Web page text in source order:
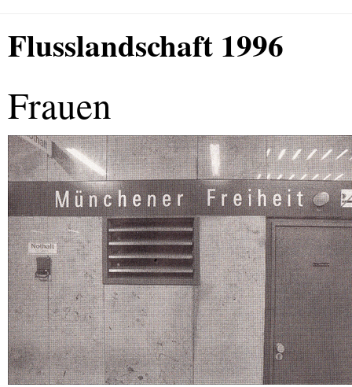
Flusslandschaft 1996
Frauen